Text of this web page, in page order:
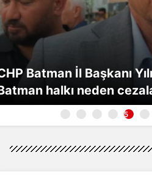
Batman İl Başkanı
halkı neden
5